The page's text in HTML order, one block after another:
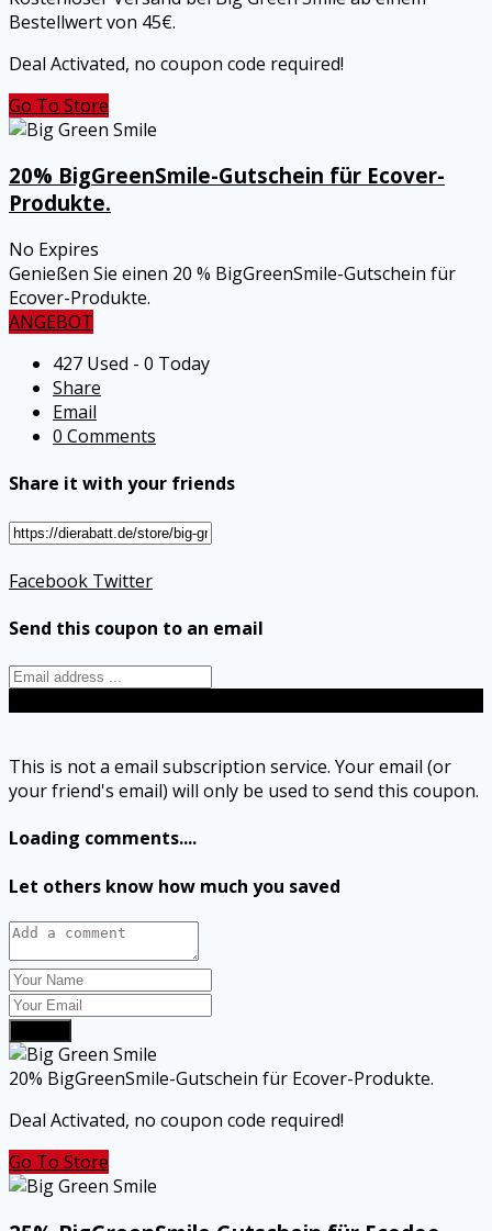
Bestellwert von 45€.
Deal Activated, no coupon code required!
Go To Store
20% BigGreenSmile-Gutschein für Ecover-
Produkte.
No Expires
Genießen Sie einen 20 % BigGreenSmile-Gutschein für
Ecover-Produkte.
ANGEBOT
427 Used - 0 Today
Share
Email
0 Comments
Share it with your friends
Facebook Twitter
Send this coupon to an email
This is not a email subscription service. Your email (or
your friend's email) will only be used to send this coupon.
Loading comments....
Let others know how much you saved
20% BigGreenSmile-Gutschein für Ecover-Produkte.
Deal Activated, no coupon code required!
Go To Store